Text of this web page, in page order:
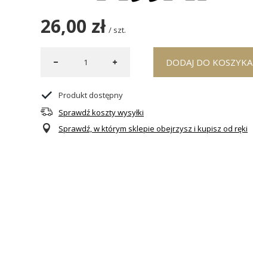
26,00 zł / szt.
DODAJ DO KOSZYKA
Produkt dostępny
Sprawdź koszty wysyłki
Sprawdź, w którym sklepie obejrzysz i kupisz od ręki